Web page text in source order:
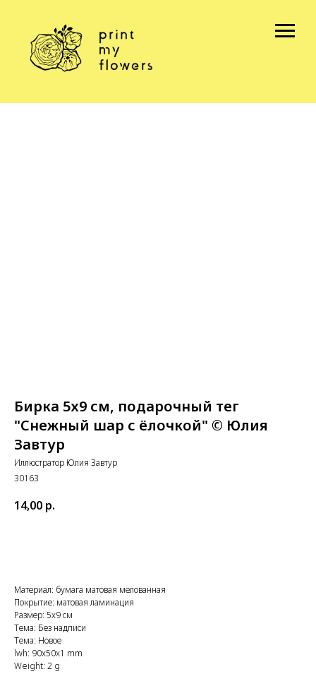
Бирка 5х9 см, подарочный тег
"Снежный шар с ёлочкой" © Юлия
Завтур
Иллюстратор Юлия Завтур
30163
14,00 р.
Материал: бумага матовая мелованная
Покрытие: матовая ламинация
Размер: 5x9 см
Тема: Без надписи
Тема: Новое
lwh: 90x50x1 mm
Weight: 2 g